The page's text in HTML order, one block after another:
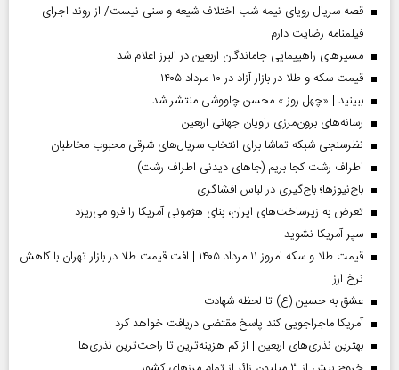
قصه سریال رویای نیمه شب اختلاف شیعه و سنی نیست/ از روند اجرای
فیلمنامه رضایت دارم
مسیر‌های راهپیمایی جاماندگان اربعین در البرز اعلام شد
قیمت سکه و طلا در بازار آزاد در ۱۰ مرداد ۱۴۰۵
ببینید | «چهل روز » محسن چاووشی منتشر شد
رسانه‌های برون‌مرزی راویان جهانی اربعین
نظرسنجی شبکه تماشا برای انتخاب سریال‌های شرقی محبوب مخاطبان
اطراف رشت کجا بریم (جاهای دیدنی اطراف رشت)
باج‌نیوزها؛ باج‌گیری در لباس افشاگری
تعرض به زیرساخت‌های ایران، بنای هژمونی آمریکا را فرو می‌ریزد
سپر آمریکا نشوید
قیمت طلا و سکه امروز ۱۱ مرداد ۱۴۰۵ | افت قیمت طلا در بازار تهران با کاهش
نرخ ارز
عشق به حسین (ع) تا لحظه شهادت
آمریکا ماجراجویی کند پاسخ مقتضی دریافت خواهد کرد
بهترین نذری‌های اربعین | از کم هزینه‌ترین تا راحت‌ترین نذری‌ها